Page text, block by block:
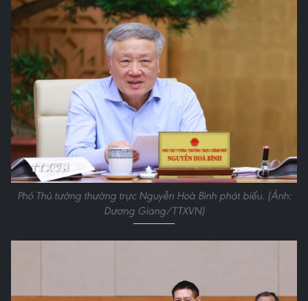
Phó Thủ tướng thường trực Nguyễn Hoà Bình phát biểu. (Ảnh:
Dương Giang/TTXVN)